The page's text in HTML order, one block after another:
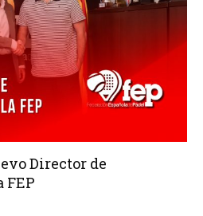
Director de
FEP